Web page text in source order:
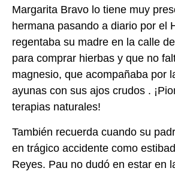
Margarita Bravo lo tiene muy
hermana pasando a diario por el
regentaba su madre en la calle
para comprar hierbas y que no
magnesio, que acompañaba por
ayunas con sus ajos crudos .
terapias naturales!
También recuerda cuando su
en trágico accidente como
Reyes. Pau no dudó en estar en